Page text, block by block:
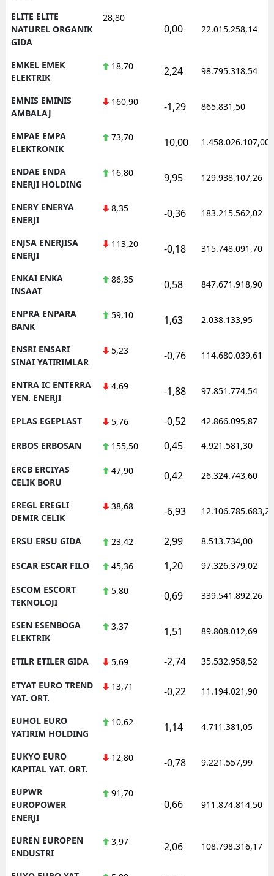
ELITE ELITE
NATUREL ORGANIK
GIDA
28,80
0,00 22.015.258,14
EMKEL EMEK
ELEKTRIK
18,70 2,24 98.795.318,54
EMNIS EMINIS
AMBALAJ
160,90 -1,29 865.831,50
EMPAE EMPA
ELEKTRONIK
73,70 10,00 1.458.026.107,00
ENDAE ENDA
ENERJI HOLDING
16,80 9,95 129.938.107,26
ENERY ENERYA
ENERJI
8,35 -0,36 183.215.562,02
ENJSA ENERJISA
ENERJI
113,20 -0,18 315.748.091,70
ENKAI ENKA
INSAAT
86,35 0,58 847.671.918,90
ENPRA ENPARA
BANK
59,10 1,63 2.038.133,95
ENSRI ENSARI
SINAI YATIRIMLAR
5,23 -0,76 114.680.039,61
ENTRA IC ENTERRA
YEN. ENERJI
4,69 -1,88 97.851.774,54
EPLAS EGEPLAST 5,76 -0,52 42.866.095,87
ERBOS ERBOSAN 155,50 0,45 4.921.581,30
ERCB ERCIYAS
CELIK BORU
47,90 0,42 26.324.743,60
EREGL EREGLI
DEMIR CELIK
38,68 -6,93 12.106.785.683,20
ERSU ERSU GIDA 23,42 2,99 8.513.734,00
ESCAR ESCAR FILO 45,36 1,20 97.326.379,02
ESCOM ESCORT
TEKNOLOJI
5,80 0,69 339.541.892,26
ESEN ESENBOGA
ELEKTRIK
3,37 1,51 89.808.012,69
ETILR ETILER GIDA 5,69 -2,74 35.532.958,52
ETYAT EURO TREND
YAT. ORT.
13,71 -0,22 11.194.021,90
EUHOL EURO
YATIRIM HOLDING
10,62 1,14 4.711.381,05
EUKYO EURO
KAPITAL YAT. ORT.
12,80 -0,78 9.221.557,99
EUPWR
EUROPOWER
ENERJI
91,70
0,66 911.874.814,50
EUREN EUROPEN
ENDUSTRI
3,97 2,06 108.798.316,17